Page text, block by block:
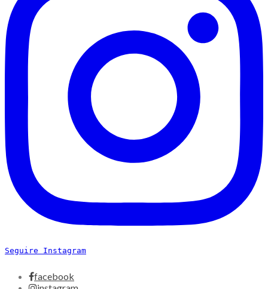
Seguire Instagram
facebook